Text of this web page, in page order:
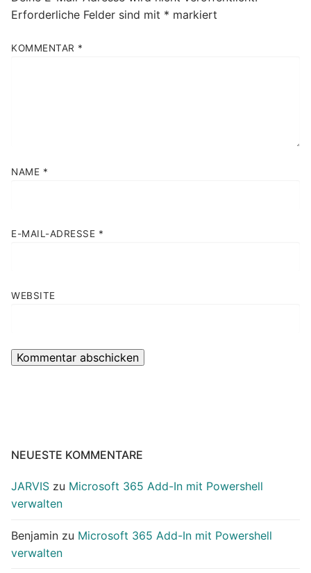
Erforderliche Felder sind mit * markiert
KOMMENTAR *
NAME *
E-MAIL-ADRESSE *
WEBSITE
NEUESTE KOMMENTARE
JARVIS zu Microsoft 365 Add-In mit Powershell
verwalten
Benjamin zu Microsoft 365 Add-In mit Powershell
verwalten